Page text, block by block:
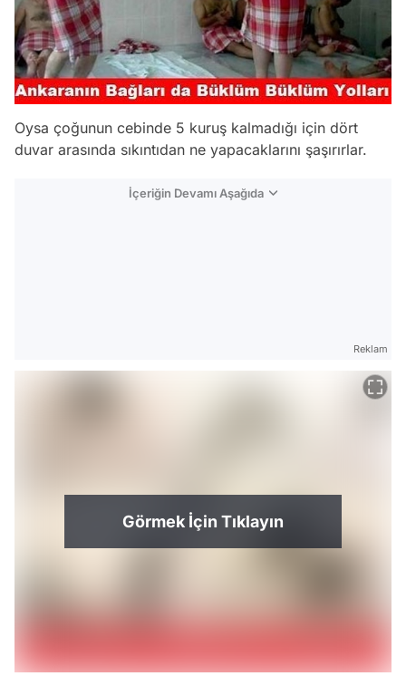
Oysa çoğunun cebinde 5 kuruş kalmadığı için dört
duvar arasında sıkıntıdan ne yapacaklarını şaşırırlar.
İçeriğin Devamı Aşağıda
Reklam
Görmek İçin Tıklayın